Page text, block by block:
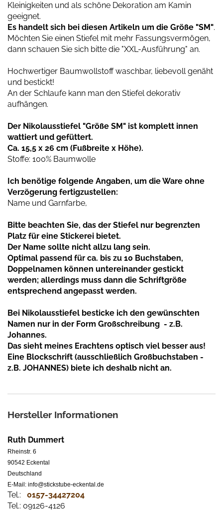
Kleinigkeiten und als schöne Dekoration am Kamin
geeignet.
Es handelt sich bei diesen Artikeln um die Größe "SM".
Möchten Sie einen Stiefel mit mehr Fassungsvermögen,
dann schauen Sie sich bitte die "XXL-Ausführung" an.
Hochwertiger Baumwollstoff waschbar, liebevoll genäht
und bestickt!
An der Schlaufe kann man den Stiefel dekorativ
aufhängen.
Der Nikolausstiefel "Größe SM" ist komplett innen
wattiert und gefüttert.
Ca. 15,5 x 26 cm (Fußbreite x Höhe).
Stoffe: 100% Baumwolle
Ich benötige folgende Angaben, um die Ware ohne
Verzögerung fertigzustellen:
Name und Garnfarbe,
Bitte beachten Sie, das der Stiefel nur begrenzten
Platz für eine Stickerei bietet.
Der Name sollte nicht allzu lang sein.
Optimal passend für ca. bis zu 10 Buchstaben,
Doppelnamen können untereinander gestickt
werden; allerdings muss dann die Schriftgröße
entsprechend angepasst werden.
Bei Nikolausstiefel besticke ich den gewünschten
Namen nur in der Form Großschreibung - z.B.
Johannes.
Das sieht meines Erachtens optisch viel besser aus!
Eine Blockschrift (ausschließlich Großbuchstaben -
z.B. JOHANNES) biete ich deshalb nicht an.
Hersteller Informationen
Ruth Dummert
Rheinstr. 6
90542 Eckental
Deutschland
E-Mail: info@stickstube-eckental.de
Tel.: 0157-34427204​
Tel.: 09126-4126